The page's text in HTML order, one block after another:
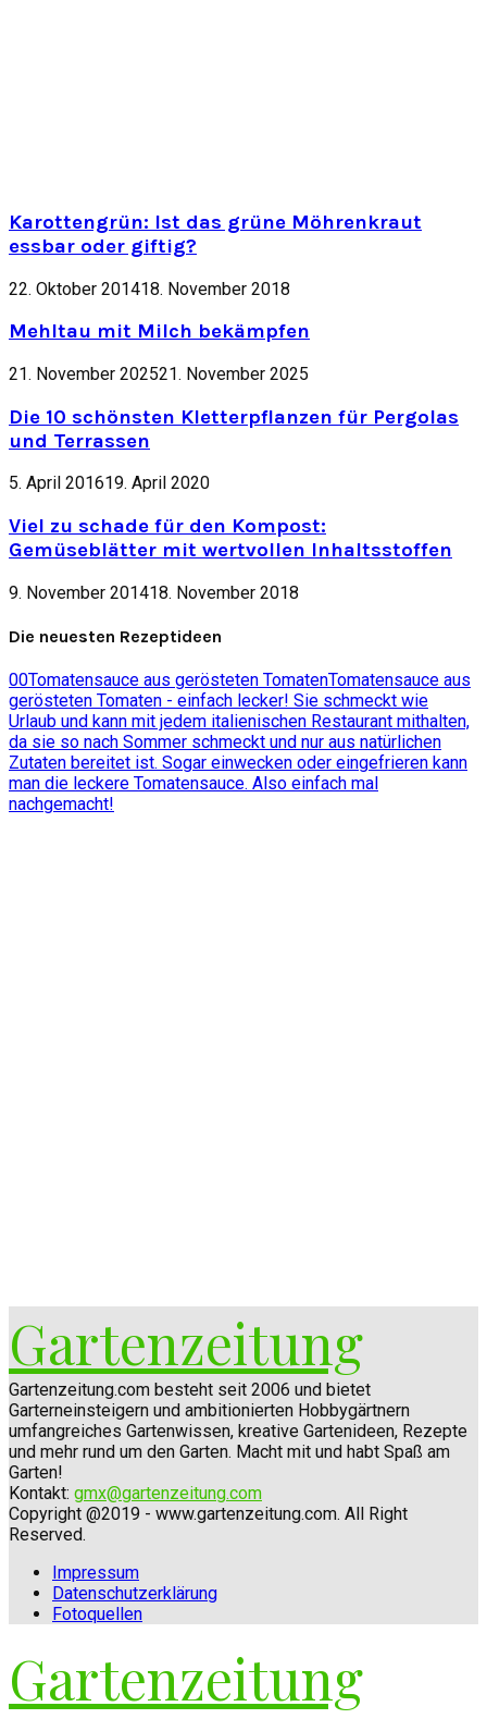
Karottengrün: Ist das grüne Möhrenkraut
essbar oder giftig?
22. Oktober 201418. November 2018
Mehltau mit Milch bekämpfen
21. November 202521. November 2025
Die 10 schönsten Kletterpflanzen für Pergolas
und Terrassen
5. April 201619. April 2020
Viel zu schade für den Kompost:
Gemüseblätter mit wertvollen Inhaltsstoffen
9. November 201418. November 2018
Die neuesten Rezeptideen
00Tomatensauce aus gerösteten TomatenTomatensauce aus
gerösteten Tomaten - einfach lecker! Sie schmeckt wie
Urlaub und kann mit jedem italienischen Restaurant mithalten,
da sie so nach Sommer schmeckt und nur aus natürlichen
Zutaten bereitet ist. Sogar einwecken oder eingefrieren kann
man die leckere Tomatensauce. Also einfach mal
nachgemacht!
Gartenzeitung
Gartenzeitung.com besteht seit 2006 und bietet
Garterneinsteigern und ambitionierten Hobbygärtnern
umfangreiches Gartenwissen, kreative Gartenideen, Rezepte
und mehr rund um den Garten. Macht mit und habt Spaß am
Garten!
Kontakt: gmx@gartenzeitung.com
Copyright @2019 - www.gartenzeitung.com. All Right
Reserved.
Impressum
Datenschutzerklärung
Fotoquellen
Gartenzeitung